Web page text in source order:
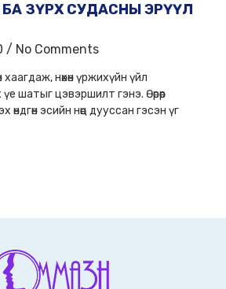
ЗҮРХ СУДАСНЫ ЭРҮҮЛ
No Comments
хаагдаж, нөхөн үржихүйн үйл
шатыг цэвэршилт гэнэ. Өөрөөр
өндгөн эсийн нөөц дууссан гэсэн үг